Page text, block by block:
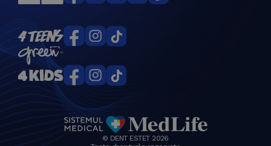
© DENT ESTET 2026